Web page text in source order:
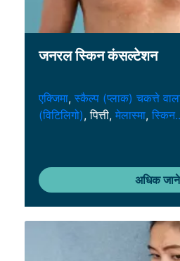
जनरल स्किन कंसल्टेशन
एक्जिमा, स्कैल्प (प्लाक) चकत्ते
(विटिलिगो), पित्ती, मेलास्मा,
अधिक जाने